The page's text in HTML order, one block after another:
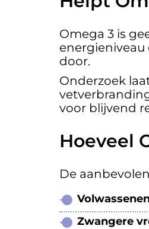
Omega 3 is
energieniveau
door.
Onderzoek
voor blijvend
Hoeveel
De
Zwangere